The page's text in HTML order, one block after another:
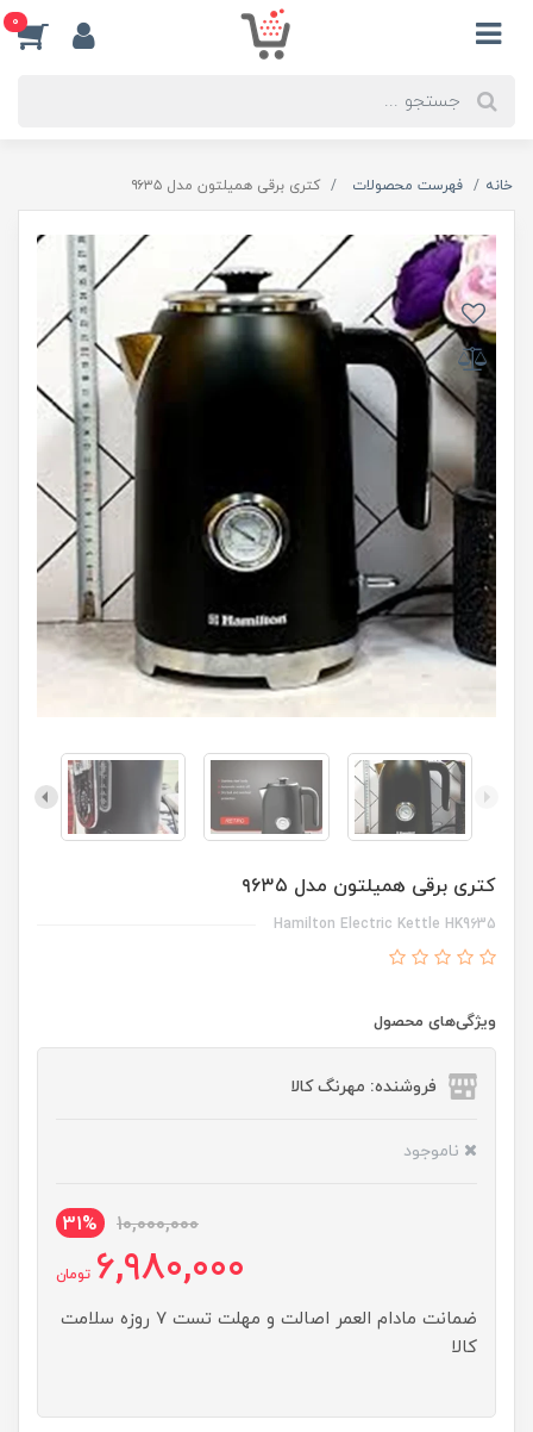
0
خانه فهرست محصولات کتری برقی همیلتون مدل ۹۶۳۵
کتری برقی همیلتون مدل ۹۶۳۵
Hamilton Electric Kettle HK9635
ویژگی‌های محصول
فروشنده: مهرنگ کالا
ناموجود
10,000,000
31%
6,980,000 تومان
ضمانت مادام العمر اصالت و مهلت تست ۷ روزه سلامت
کالا